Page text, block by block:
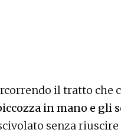
il tratto che
in mano e gli
senza